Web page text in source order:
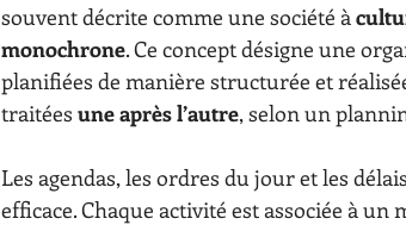
souvent décrite comme une société à
monochrone. Ce concept désigne une
planifiées de manière structurée et
traitées une après l’autre, selon un
Les agendas, les ordres du jour et les
efficace. Chaque activité est associée à